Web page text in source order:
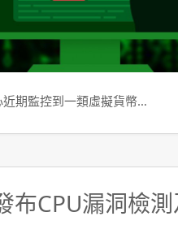
期監控到一類虛擬貨幣…
布CPU漏洞檢